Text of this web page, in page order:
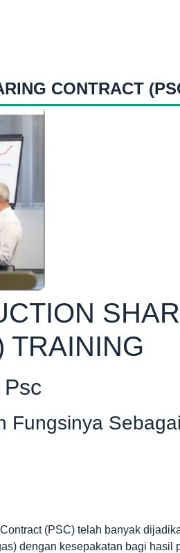
CONTRACT
TRAINING
Fungsinya
(PSC) telah banyak
dengan kesepakatan bagi hasil